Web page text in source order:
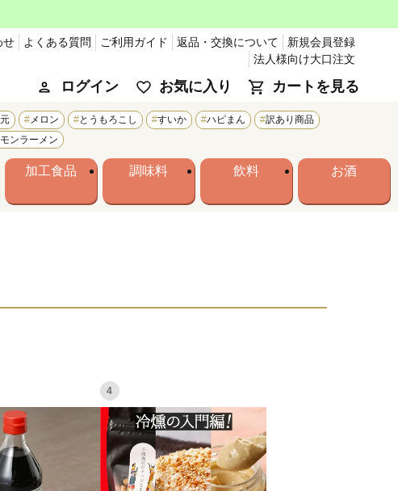
せ よくある質問 ご利用ガイド 返品・交換について
新規会員登録
法人様向け大口注文
ログイン お気に入り カートを見る
メロン とうもろこし すいか ハピまん
訳あり商品
ンラーメン
加工食品 調味料 飲料 お酒
4